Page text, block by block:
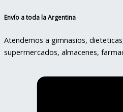
Envío a toda la Argentina
Atendemos a gimnasios,
supermercados, almacenes,